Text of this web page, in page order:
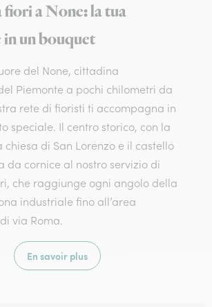
fiori a None: la tua
un bouquet
del None, cittadina
Piemonte a pochi chilometri da
rete di fioristi ti accompagna in
speciale. Il centro storico, con la
di San Lorenzo e il castello
da cornice al nostro servizio di
che raggiunge ogni angolo della
industriale fino all’area
via Roma.
En savoir plus